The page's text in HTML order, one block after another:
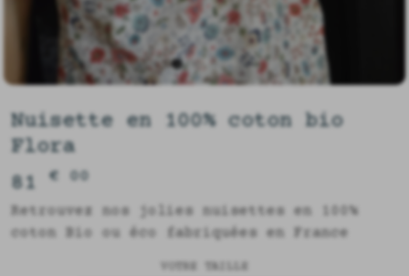
Nuisette en 100% coton bio
Flora
81€ 00
Retrouvez nos jolies nuisettes en 100%
coton Bio ou éco fabriquées en France
VOTRE TAILLE